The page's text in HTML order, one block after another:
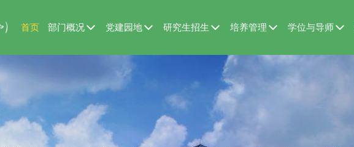
首页 部门概况 党建园地 研究生招生 培养管理 学位与导师